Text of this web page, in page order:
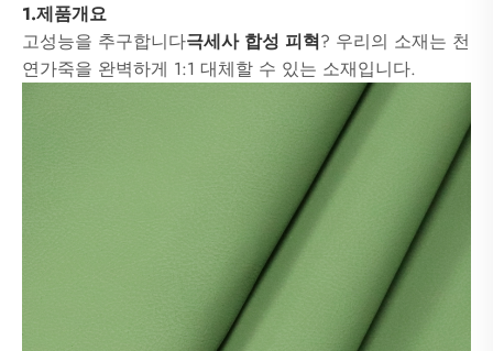
1.제품개요
고성능을 추구합니다극세사 합성 피혁? 우리의 소재는 천
연가죽을 완벽하게 1:1 대체할 수 있는 소재입니다.